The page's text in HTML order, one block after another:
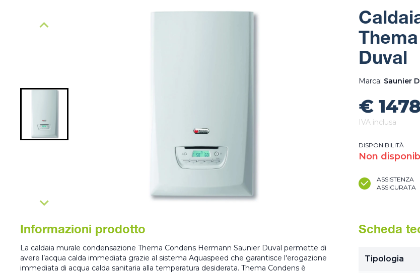
Duval
Marca: Saunier
€ 1478
IVA inclusa
DISPONIBILITÀ
Non
ASSISTENZA
ASSICURATA
Informazioni prodotto
La caldaia murale condensazione Thema Condens Hermann Saunier Duval permette di
avere l’acqua calda immediata grazie al sistema Aquaspeed che garantisce l'erogazione
immediata di acqua calda sanitaria alla temperatura desiderata. Thema Condens è
Scheda
Tipologia